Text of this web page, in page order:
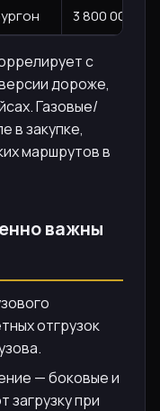
3 800 000 ₽
с
дороже,
Газовые/
в закупке,
маршрутов в
важны
отгрузок
— боковые и
загрузку при